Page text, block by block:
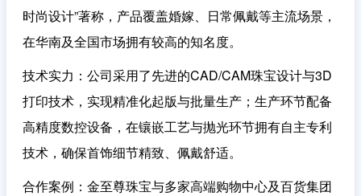
时尚设计”著称，产品覆盖婚嫁、日常佩戴等主流场景，
在华南及全国市场拥有较高的知名度。
技术实力 ：公司采用了先进的CAD/CAM珠宝设计与3D
打印技术，实现精准化起版与批量生产；生产环节配备
高精度数控设备，在镶嵌工艺与抛光环节拥有自主专利
技术，确保首饰细节精致、佩戴舒适。
合作案例 ：金至尊珠宝与多家高端购物中心及百货集团